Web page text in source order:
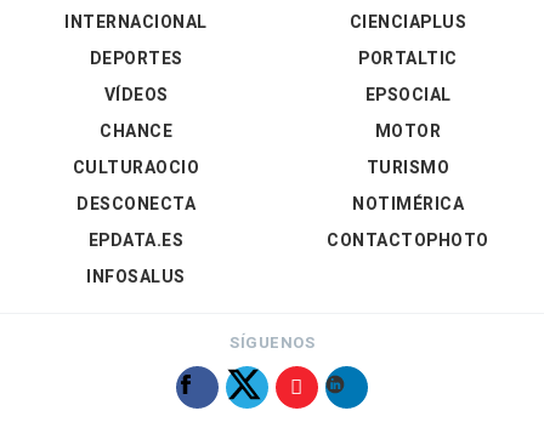
INTERNACIONAL
DEPORTES
VÍDEOS
CIENCIAPLUS
PORTALTIC
EPSOCIAL
CHANCE
CULTURAOCIO
DESCONECTA
EPDATA.ES
INFOSALUS
MOTOR
TURISMO
NOTIMÉRICA
CONTACTOPHOTO
SÍGUENOS